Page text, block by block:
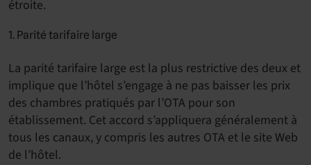
étroite.
1. Parité tarifaire large
La parité tarifaire large est la plus restrictive des deux et
implique que l’hôtel s’engage à ne pas baisser les prix
des chambres pratiqués par l’OTA pour son
établissement. Cet accord s’appliquera généralement à
tous les canaux, y compris les autres OTA et le site Web
de l’hôtel.